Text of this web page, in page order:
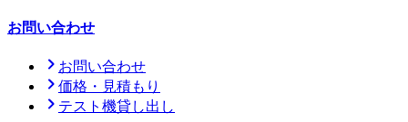
お問い合わせ
お問い合わせ
価格・見積もり
テスト機貸し出し